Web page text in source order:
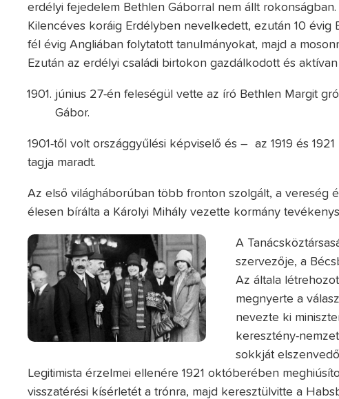
erdélyi fejedelem Bethlen Gáborral nem állt rokonságban.
Kilencéves koráig Erdélyben nevelkedett, ezután 10
fél évig Angliában folytatott tanulmányokat, majd a
Ezután az erdélyi családi birtokon gazdálkodott és
június 27-én feleségül vette az író Bethlen Margit
Gábor.
1901-től volt országgyűlési képviselő és – az 1919 és
tagja maradt.
Az első világháborúban több fronton szolgált, a vereség
élesen bírálta a Károlyi Mihály vezette kormány
A
szervezője, a
Az általa
megnyerte a
nevezte ki
keresztény-
sokkját
Legitimista érzelmei ellenére 1921 októberében
visszatérési kísérletét a trónra, majd keresztülvitte a